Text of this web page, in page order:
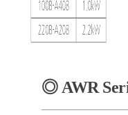
◎ AWR